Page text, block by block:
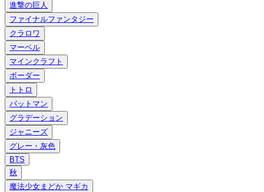
進撃の巨人
ファイナルファンタジー
クラロワ
マーベル
マインクラフト
ボーダー
トトロ
バットマン
グラデーション
ジャニーズ
グレー・灰色
BTS
秋
魔法少女まどか マギカ